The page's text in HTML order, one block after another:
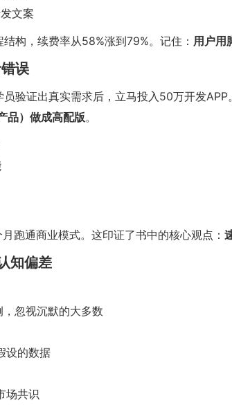
文案
构，续费率从58%涨到79%。记住： 用户用
误
验证出真实需求后，立马投入50万开发
品）做成高配版。
跑通商业模式。这印证了书中的核心观点：
知偏差
，忽视沉默的大多数
设的数据
场共识